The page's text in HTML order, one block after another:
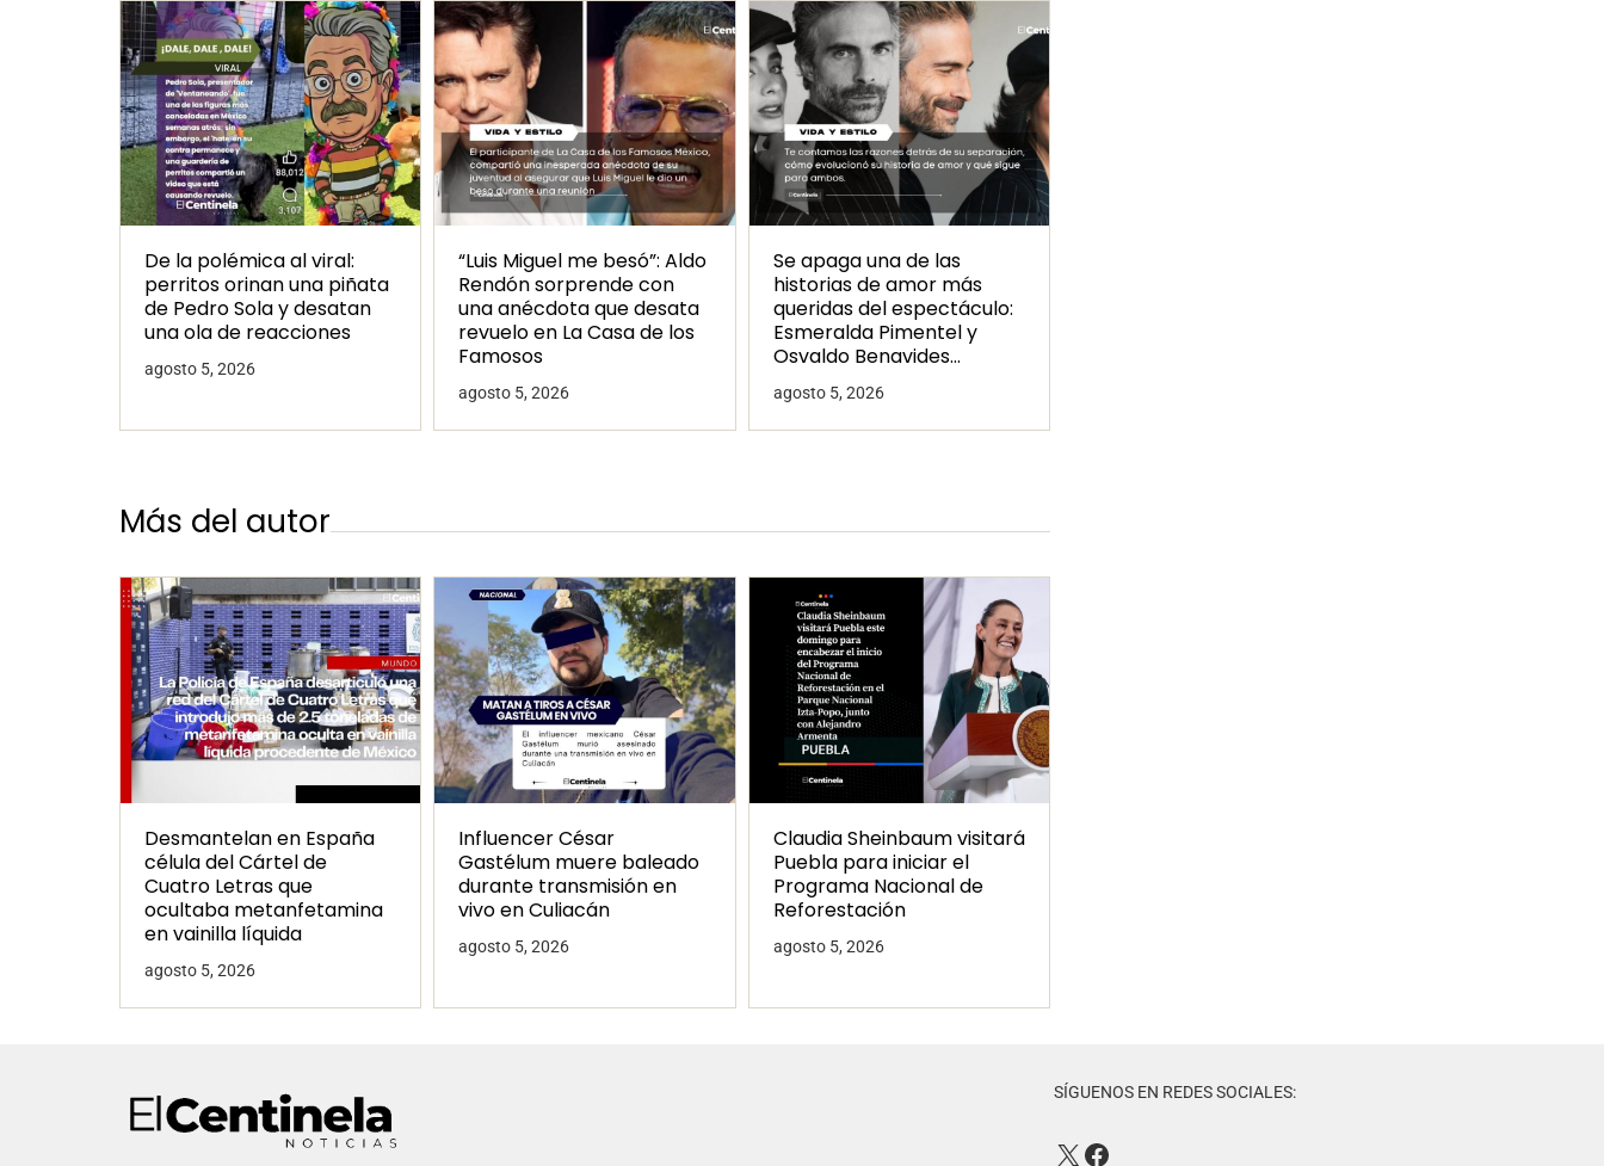
De la polémica al viral:
perritos orinan una piñata
de Pedro Sola y desatan
una ola de reacciones
agosto 5, 2026
“Luis Miguel me besó”: Aldo
Rendón sorprende con
una anécdota que desata
revuelo en La Casa de los
Famosos
agosto 5, 2026
Se apaga una de las
historias de amor más
queridas del espectáculo:
Esmeralda Pimentel y
Osvaldo Benavides
terminan su relación
agosto 5, 2026
Más del autor
Desmantelan en España
célula del Cártel de
Cuatro Letras que
ocultaba metanfetamina
en vainilla líquida
agosto 5, 2026
Influencer César
Gastélum muere baleado
durante transmisión en
vivo en Culiacán
agosto 5, 2026
Claudia Sheinbaum visitará
Puebla para iniciar el
Programa Nacional de
Reforestación
agosto 5, 2026
SÍGUENOS EN REDES SOCIALES: